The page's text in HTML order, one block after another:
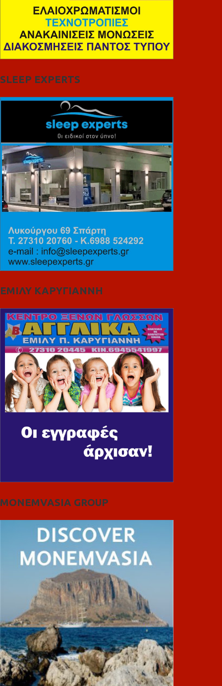
SLEEP EXPERTS
ΕΜΙΛΥ ΚΑΡΥΓΙΑΝΝΗ
MONEMVASIA GROUP